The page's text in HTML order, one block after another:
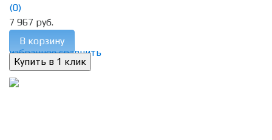
избранное сравнить
(0)
7 967 руб.
В корзину